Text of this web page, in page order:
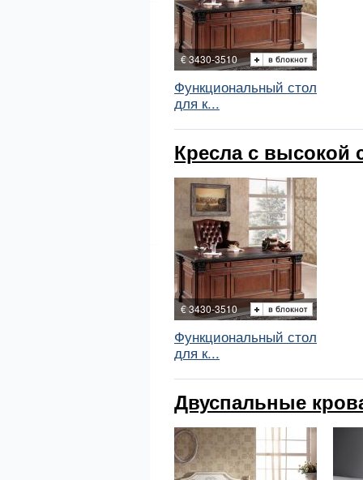
€ 3430-3510
Функциональный стол
для к...
Кресла с высокой
€ 3430-3510
Функциональный стол
для к...
Двуспальные